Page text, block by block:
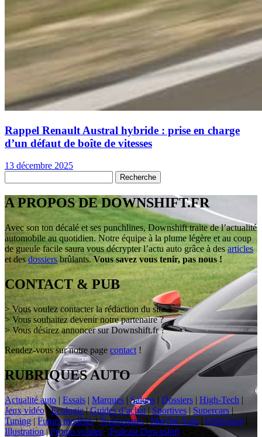
Rappel Renault Austral hybride : prise en charge
d’un défaut de boîte de vitesses
13 décembre 2025
A PROPOS DE DOWNSHIFT.FR
Avec son ton décalé et ses punchlines, Downshift traite de l’actualité
automobile au quotidien. Notre équipe à la plume légère et au coup
de gueule facile saura vous décrypter l’actu auto grâce à des articles
et des dossiers brûlants. Vous savez vous tenir, pas nous !
CONTACT & PUB
> Vous voulez contacter la rédaction du site ?
> Vous souhaitez devenir notre partenaire ?
> Vous désirez annoncer sur Downshift.fr ?
Rendez-vous sur notre page contact !
RUBRIQUES AUTO
Actualité auto | Essais | Marques |Salons | Dossiers | High-Tech |
Jeux vidéo|Ecologie|Guides d’achat | Sportives | Supercars |
Tuning|Futurs modèles|Nouveautés|Marché Auto | Oldschool |
Illustration|Promo voiture Podcast Downshift